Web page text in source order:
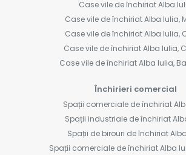
Case vile de închiriat Alba
Case vile de închiriat Alba Iulia,
Case vile de închiriat Alba Iulia,
Case vile de închiriat Alba Iulia,
Case vile de închiriat Alba Iulia,
Închirieri comercial
Spații comerciale de închiriat
Spații industriale de închiriat
Spații de birouri de închiriat
Spații comerciale de închiriat Alba